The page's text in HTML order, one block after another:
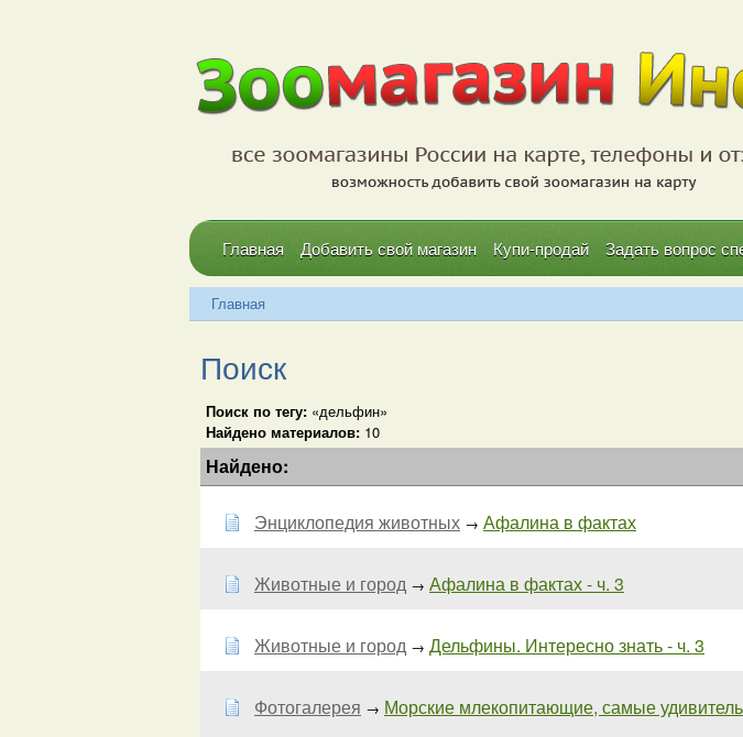
Главная Добавить свой магазин Купи-продай Задать вопрос
Главная
Поиск
Поиск по тегу: «дельфин»
Найдено материалов: 10
Найдено:
Энциклопедия животных → Афалина в фактах
Животные и город → Афалина в фактах - ч. 3
Животные и город → Дельфины. Интересно знать - ч. 3
Фотогалерея → Морские млекопитающие, самые